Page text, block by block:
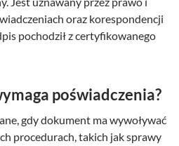
oraz korespondencji
pochodził z certyfikowanego
poświadczenia?
gdy dokument ma wywoływać
procedurach, takich jak sprawy